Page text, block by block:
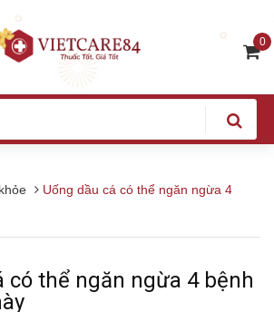
0
Uống dầu cá có thể ngăn ngừa 4
có thể ngăn ngừa 4 bệnh